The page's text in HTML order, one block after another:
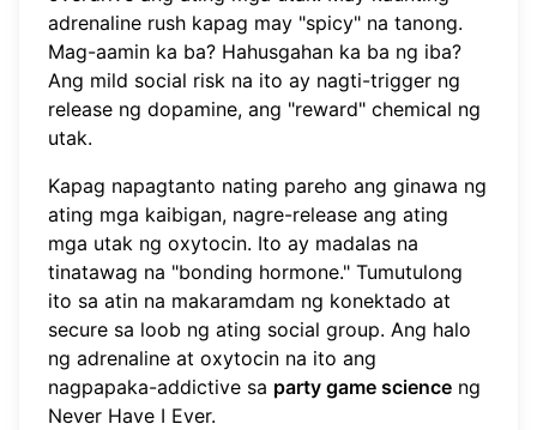
adrenaline rush kapag may "spicy" na tanong.
Mag-aamin ka ba? Hahusgahan ka ba ng iba?
Ang mild social risk na ito ay nagti-trigger ng
release ng dopamine, ang "reward" chemical ng
utak.
Kapag napagtanto nating pareho ang ginawa ng
ating mga kaibigan, nagre-release ang ating
mga utak ng oxytocin. Ito ay madalas na
tinatawag na "bonding hormone." Tumutulong
ito sa atin na makaramdam ng konektado at
secure sa loob ng ating social group. Ang halo
ng adrenaline at oxytocin na ito ang
nagpapaka-addictive sa party game science ng
Never Have I Ever.